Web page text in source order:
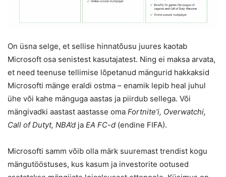
On üsna selge, et sellise hinnatõusu juures kaotab
Microsoft osa senistest kasutajatest. Ning ei maksa arvata,
et need teenuse tellimise lõpetanud mängurid hakkaksid
Microsofti mänge eraldi ostma – enamik lepib heal juhul
ühe või kahe mänguga aastas ja piirdub sellega. Või
mängivadki aastast aastasse oma Fortnite’i, Overwatchi,
Call of Dutyt, NBA’d ja EA FC-d (endine FIFA).
Microsofti samm võib olla märk suuremast trendist kogu
mängutööstuses, kus kasum ja investorite ootused